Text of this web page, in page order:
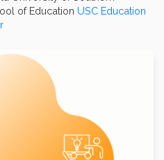
of Education USC Education